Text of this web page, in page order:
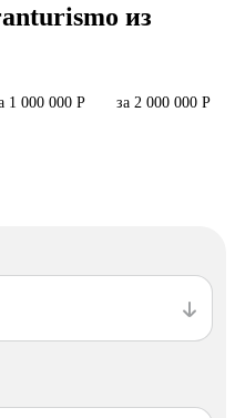
из
1 000 000 Р за 2 000 000 Р